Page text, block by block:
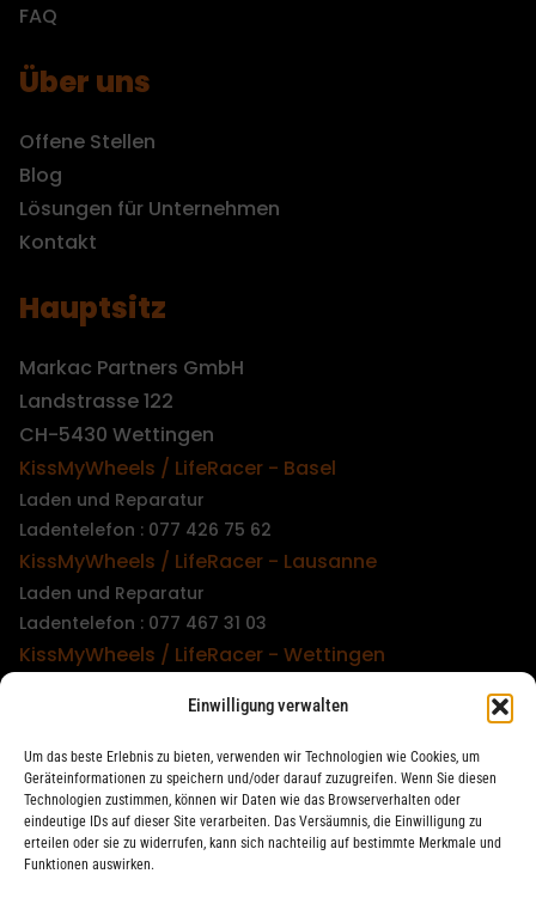
Einwilligung verwalten
Um das beste Erlebnis zu bieten, verwenden wir Technologien wie Cookies, um
Geräteinformationen zu speichern und/oder darauf zuzugreifen. Wenn Sie diesen
Technologien zustimmen, können wir Daten wie das Browserverhalten oder
eindeutige IDs auf dieser Site verarbeiten. Das Versäumnis, die Einwilligung zu
erteilen oder sie zu widerrufen, kann sich nachteilig auf bestimmte Merkmale und
Funktionen auswirken.
FAQ
Über uns
Offene Stellen
Blog
Lösungen für Unternehmen
Kontakt
Hauptsitz
Markac Partners GmbH
Landstrasse 122
CH-5430 Wettingen
KissMyWheels / LifeRacer - Basel
Laden und Reparatur
Ladentelefon : 077 426 75 62
KissMyWheels / LifeRacer - Lausanne
Laden und Reparatur
Ladentelefon : 077 467 31 03
KissMyWheels / LifeRacer - Wettingen
Ladentelefon : 079 747 00 36
KissMyWheels / LifeRacer - Zürich Unterstrass
Laden und Reparatur
Ladentelefon : 078 261 06 40
KissMyWheels / LifeRacer - Zürich Wiedikon
Reparatur